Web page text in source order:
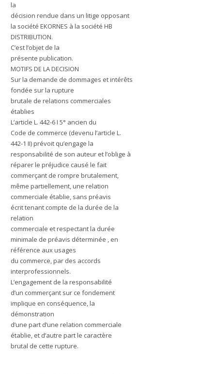
la
décision rendue dans un litige opposant
la société EKORNES à la société HB
DISTRIBUTION.
C’est l’objet de la
présente publication.
MOTIFS DE LA DECISION
Sur la demande de dommages et intérêts
fondée sur la rupture
brutale de relations commerciales
établies
L’article L. 442-6 I 5° ancien du
Code de commerce (devenu l’article L.
442-1 II) prévoit qu’engage la
responsabilité de son auteur et l’oblige à
réparer le préjudice causé le fait
commerçant de rompre brutalement,
même partiellement, une relation
commerciale établie, sans préavis
écrit tenant compte de la durée de la
relation
commerciale et respectant la durée
minimale de préavis déterminée , en
référence aux usages
du commerce, par des accords
interprofessionnels.
L’engagement de la responsabilité
d’un commerçant sur ce fondement
implique en conséquence, la
démonstration
d’une part d’une relation commerciale
établie, et d’autre part le caractère
brutal de cette rupture.